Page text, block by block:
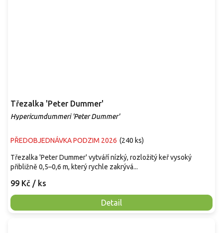
Třezalka 'Peter Dummer'
Hypericumdummeri 'Peter Dummer'
PŘEDOBJEDNÁVKA PODZIM 2026 (240 ks)
99 Kč / ks
Detail
Třezalka 'Peter Dummer' vytváří nízký, rozložitý keř vysoký
přibližně 0,5–0,6 m, který rychle zakrývá...